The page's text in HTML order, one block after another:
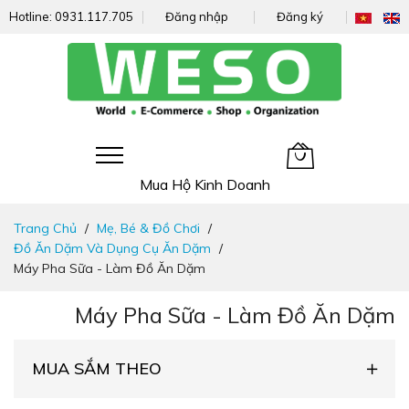
Hotline: 0931.117.705 Đăng nhập Đăng ký
Mua Hộ Kinh Doanh
nhanh
đến
nội
Trang Chủ
Mẹ, Bé & Đồ Chơi
Đồ Ăn Dặm Và Dụng Cụ Ăn Dặm
Máy Pha Sữa - Làm Đồ Ăn Dặm
Máy Pha Sữa - Làm Đồ Ăn Dặm
MUA SẮM THEO